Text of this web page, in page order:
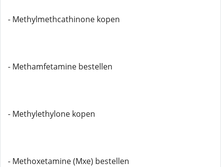
- Methylmethcathinone kopen
- Methamfetamine bestellen
- Methylethylone kopen
- Methoxetamine (Mxe) bestellen